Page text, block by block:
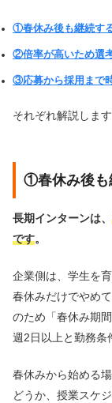
①春休み後も継続す
②倍率が高いため選
③応募から採用まで
それぞれ解説します
①春休み後も
長期インターンは、
です。
企業側は、学生を
春休みだけでやめ
のため「春休み期
週2日以上と勤務条
春休みから始める
どうか、授業スケ